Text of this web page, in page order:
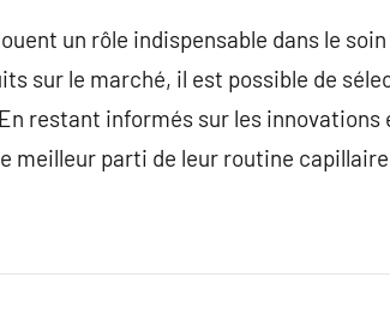
un rôle indispensable dans le
sur le marché, il est possible de
restant informés sur les innovations
meilleur parti de leur routine